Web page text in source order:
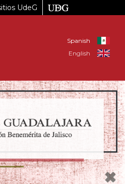
UdeG
Spanish
English